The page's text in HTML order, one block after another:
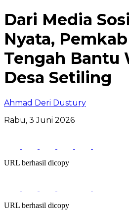
Dari Media
Nyata,
Tengah Bantu
Desa Setiling
Ahmad Deri Dustury
Rabu, 3 Juni 2026
URL berhasil dicopy
URL berhasil dicopy